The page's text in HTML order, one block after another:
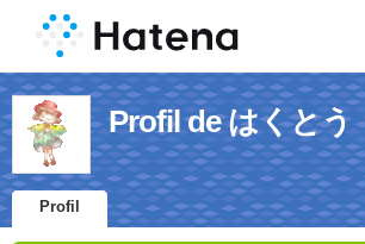
Profil de はくとう
Profil